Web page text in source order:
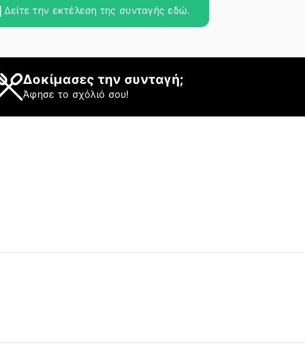
Δείτε την εκτέλεση της συνταγής εδώ.
Δοκίμασες την συνταγή;
Άφησε το σχόλιό σου!